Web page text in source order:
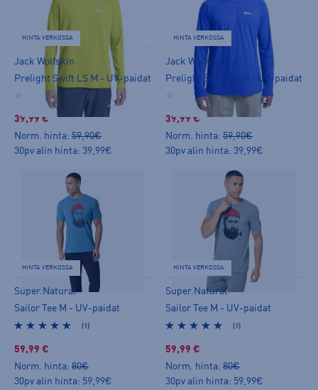
HINTA VERKOSSA
Jack Wolfskin
Prelight Swift LS M - UV-paidat
(0)
39,99 €
Norm. hinta: 59,90€
30pv alin hinta: 39,99€
HINTA VERKOSSA
Jack Wolfskin
Prelight Swift LS M - UV-paidat
(0)
39,99 €
Norm. hinta: 59,90€
30pv alin hinta: 39,99€
HINTA VERKOSSA
Super.Natural
Sailor Tee M - UV-paidat
(1)
59,99 €
Norm. hinta: 80€
30pv alin hinta: 59,99€
HINTA VERKOSSA
Super.Natural
Sailor Tee M - UV-paidat
(1)
59,99 €
Norm. hinta: 80€
30pv alin hinta: 59,99€